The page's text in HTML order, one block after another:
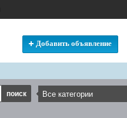
Добавить объявление